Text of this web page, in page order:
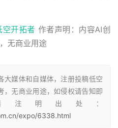
空开拓者 作者声明：内容AI创
无商业用途
大媒体和自媒体，注册投稿低空
，无商业用途，如侵权请告知即
注明出处：
expo/6338.html